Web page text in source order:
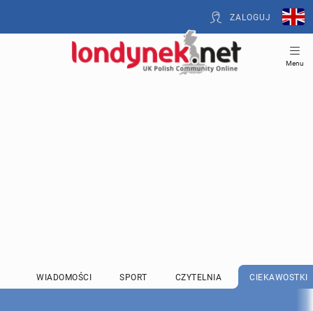
ZALOGUJ
Menu
WIADOMOŚCI SPORT CZYTELNIA CIEKAWOSTKI